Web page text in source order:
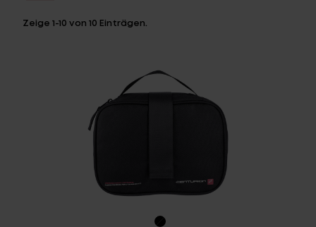
EQUIPMENT
Highlights
Über uns
Service
Zeige1-10 von10 Einträgen.